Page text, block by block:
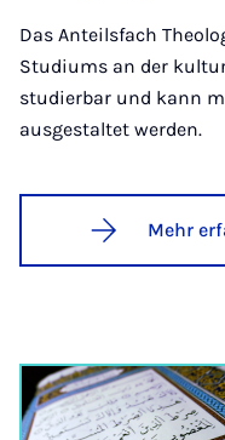
Das Anteilsfach
Studiums an der
studierbar und kann
ausgestaltet werden.
Mehr